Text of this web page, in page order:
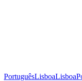
PortuguêsLisboaLisboa